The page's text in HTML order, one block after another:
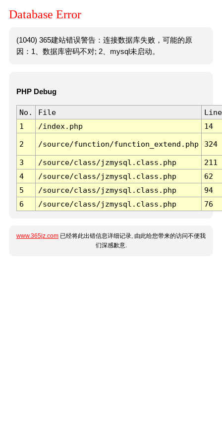
Database Error
(1040) 365建站错误警告：连接数据库失败，可能的原
因：1、数据库密码不对; 2、mysql未启动。
PHP Debug
No. File
Line
1
/index.php 14
2 /source/function/function_extend.php 324
3 /source/class/jzmysql.class.php
211
4
/source/class/jzmysql.class.php
62
5
/source/class/jzmysql.class.php
94
6
/source/class/jzmysql.class.php 76
www.365jz.com 已经将此出错信息详细记录, 由此给您带来的访问不便我
们深感歉意.